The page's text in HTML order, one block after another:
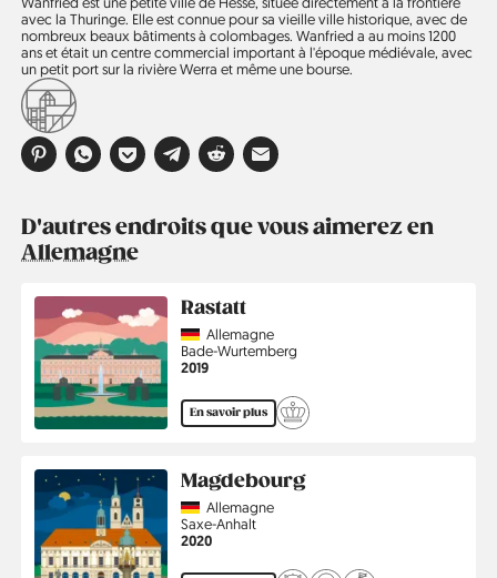
avec la Thuringe. Elle est connue pour sa vieille ville historique, avec de
nombreux beaux bâtiments à colombages. Wanfried a au moins 1200
ans et était un centre commercial important à l'époque médiévale, avec
un petit port sur la rivière Werra et même une bourse.
D'autres endroits que vous aimerez en
Allemagne
Rastatt
CountryAllemagne
Région
Bade-Wurtemberg
Année
2019
En savoir plus
Magdebourg
CountryAllemagne
Région
Saxe-Anhalt
Année
2020